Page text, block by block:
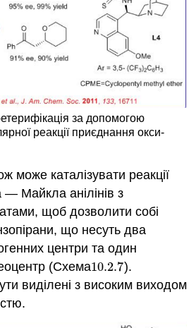
за допомогою
реакції приєднання окси-
може каталізувати реакції
Майкла анілінів з
щоб дозволити собі
що несуть два
центри та один
(Схема10.2.7
10.2.7).
виділені з високим виходом